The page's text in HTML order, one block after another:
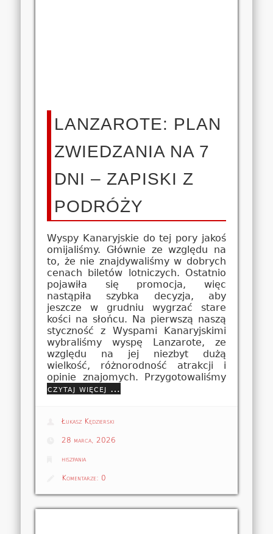
LANZAROTE: PLAN
ZWIEDZANIA NA 7
DNI – ZAPISKI Z
PODRÓŻY
Wyspy Kanaryjskie do tej pory jakoś
omijaliśmy. Głównie ze względu na
to, że nie znajdywaliśmy w dobrych
cenach biletów lotniczych. Ostatnio
pojawiła się promocja, więc
nastąpiła szybka decyzja, aby
jeszcze w grudniu wygrzać stare
kości na słońcu. Na pierwszą naszą
styczność z Wyspami Kanaryjskimi
wybraliśmy wyspę Lanzarote, ze
względu na jej niezbyt dużą
wielkość, różnorodność atrakcji i
opinie znajomych. Przygotowaliśmy
czytaj więcej …
Łukasz Kędzierski
28 marca, 2026
hiszpania
Komentarze: 0